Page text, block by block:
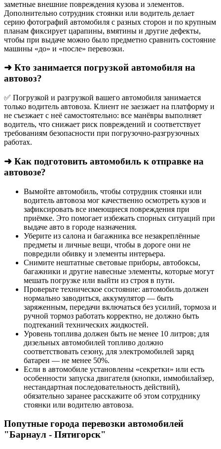
заметные внешние повреждения кузова и элементов.
Дополнительно сотрудник стоянки или водитель делает
серию фотографий автомобиля с разных сторон и по крупным
планам фиксирует царапины, вмятины и другие дефекты,
чтобы при выдаче можно было предметно сравнить состояние
машины «до» и «после» перевозки.
➜ Кто занимается погрузкой автомобиля на
автовоз?
✅ Погрузкой и разгрузкой вашего автомобиля занимается
только водитель автовоза. Клиент не заезжает на платформу и
не съезжает с неё самостоятельно: все манёвры выполняет
водитель, что снижает риск повреждений и соответствует
требованиям безопасности при погрузочно-разгрузочных
работах.
➜ Как подготовить автомобиль к отправке на
автовозе?
Вымойте автомобиль, чтобы сотрудник стоянки или
водитель автовоза мог качественно осмотреть кузов и
зафиксировать все имеющиеся повреждения при
приёмке. Это помогает избежать спорных ситуаций при
выдаче авто в городе назначения.
Уберите из салона и багажника все незакреплённые
предметы и личные вещи, чтобы в дороге они не
повредили обивку и элементы интерьера.
Снимите нештатные световые приборы, автобоксы,
багажники и другие навесные элементы, которые могут
мешать погрузке или выйти из строя в пути.
Проверьте техническое состояние: автомобиль должен
нормально заводиться, аккумулятор — быть
заряженным, передачи включаться без усилий, тормоза и
ручной тормоз работать корректно, не должно быть
подтеканий технических жидкостей.
Уровень топлива должен быть не менее 10 литров; для
дизельных автомобилей топливо должно
соответствовать сезону, для электромобилей заряд
батареи — не менее 50%.
Если в автомобиле установлены «секретки» или есть
особенности запуска двигателя (кнопки, иммобилайзер,
нестандартная последовательность действий),
обязательно заранее расскажите об этом сотруднику
стоянки или водителю автовоза.
Попутные города перевозки автомобилей
"Барнаул - Пятигорск"